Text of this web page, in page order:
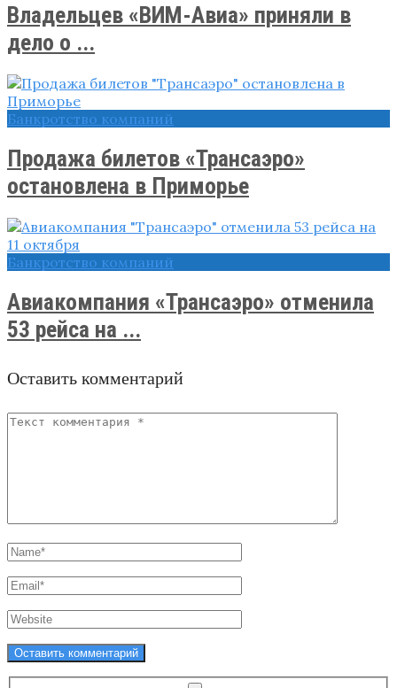
Владельцев «ВИМ-Авиа» приняли в
дело о ...
Банкротство компаний
Продажа билетов «Трансаэро»
остановлена в Приморье
Банкротство компаний
Авиакомпания «Трансаэро» отменила
53 рейса на ...
Оставить комментарий